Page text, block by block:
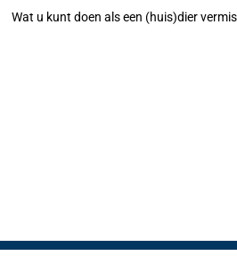
Wat u kunt doen als een (huis)dier